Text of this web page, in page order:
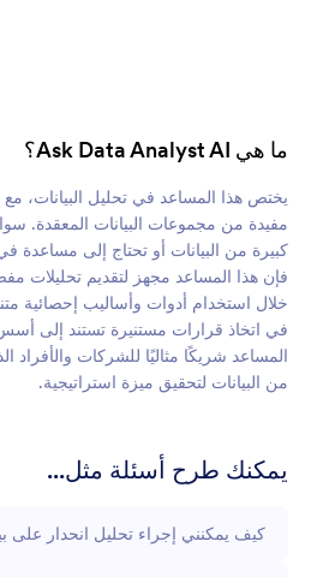
ما هي Ask Data Analyst AI؟
يختص هذا المساعد في تحليل البيانات،
مفيدة من مجموعات البيانات المعقدة.
كبيرة من البيانات أو تحتاج إلى مساعدة
فإن هذا المساعد مجهز لتقديم تحليلات
خلال استخدام أدوات وأساليب إحصائية
في اتخاذ قرارات مستنيرة تستند إلى أسس
المساعد شريكًا مثاليًا للشركات والأفراد
من البيانات لتحقيق ميزة استراتيجية.
يمكنك طرح أسئلة مثل...
كيف يمكنني إجراء تحليل انحدار على